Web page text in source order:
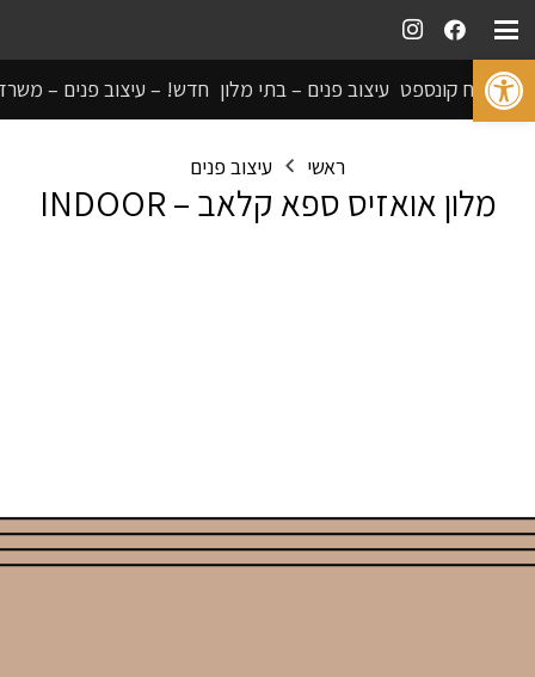
פתח סרגל נגישות
פיתוח קונספט עיצוב פנים – בתי מלון חדש! – עיצוב פנים –
ראשי עיצוב פנים
מלון אואזיס ספא קלאב – INDOOR